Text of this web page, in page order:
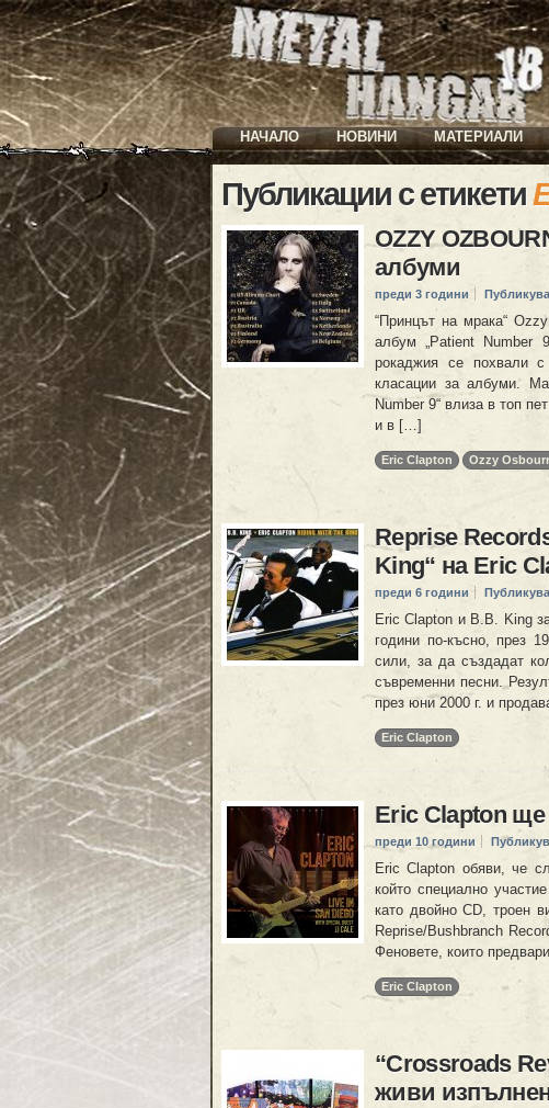
НАЧАЛО НОВИНИ МАТЕРИАЛИ
Публикации с етикети
OZZY
албуми
преди 3 години
“Принцът на мрака“
албум „Patient Number
рокаджия се похвали
класации за албуми.
Number 9“ влиза в топ
и в […]
Eric Clapton Ozzy
Reprise
King“ на Eric
преди 6 години
Eric Clapton и B.B. King
години по-късно, през
сили, за да създадат
съвременни песни.
през юни 2000 г. и
Eric Clapton
Eric Clapton ще
преди 10 години
Eric Clapton обяви, че
който специално
като двойно CD, троен
Reprise/Bushbranch
Феновете, които
Eric Clapton
“Crossroads
живи